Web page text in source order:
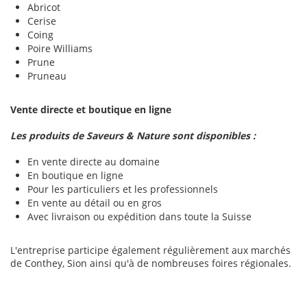
Abricot
Cerise
Coing
Poire Williams
Prune
Pruneau
Vente directe et boutique en ligne
Les produits de Saveurs & Nature sont disponibles :
En vente directe au domaine
En boutique en ligne
Pour les particuliers et les professionnels
En vente au détail ou en gros
Avec livraison ou expédition dans toute la Suisse
L'entreprise participe également régulièrement aux marchés
de Conthey, Sion ainsi qu'à de nombreuses foires régionales.